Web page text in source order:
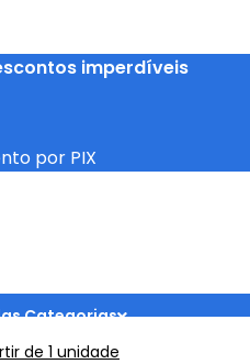
imperdíveis
por PIX
Categorias
de 1 unidade